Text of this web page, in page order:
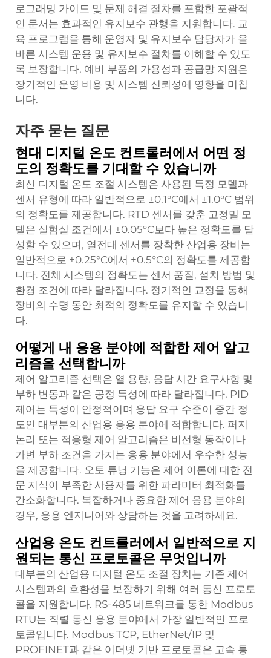
로그래밍 가이드 및 문제 해결 절차를 포함한 포괄적
인 문서는 효과적인 유지보수 관행을 지원합니다. 교
육 프로그램을 통해 운영자 및 유지보수 담당자가 올
바른 시스템 운용 및 유지보수 절차를 이해할 수 있도
록 보장합니다. 예비 부품의 가용성과 공급망 지원은
장기적인 운영 비용 및 시스템 신뢰성에 영향을 미칩
니다.
자주 묻는 질문
현대 디지털 온도 컨트롤러에서 어떤 정
도의 정확도를 기대할 수 있습니까
최신 디지털 온도 조절 시스템은 사용된 특정 모델과
센서 유형에 따라 일반적으로 ±0.1°C에서 ±1.0°C 범위
의 정확도를 제공합니다. RTD 센서를 갖춘 고정밀 모
델은 실험실 조건에서 ±0.05°C보다 높은 정확도를 달
성할 수 있으며, 열전대 센서를 장착한 산업용 장비는
일반적으로 ±0.25°C에서 ±0.5°C의 정확도를 제공합
니다. 전체 시스템의 정확도는 센서 품질, 설치 방법 및
환경 조건에 따라 달라집니다. 정기적인 교정을 통해
장비의 수명 동안 최적의 정확도를 유지할 수 있습니
다.
어떻게 내 응용 분야에 적합한 제어 알고
리즘을 선택합니까
제어 알고리즘 선택은 열 용량, 응답 시간 요구사항 및
부하 변동과 같은 공정 특성에 따라 달라집니다. PID
제어는 특성이 안정적이며 응답 요구 수준이 중간 정
도인 대부분의 산업용 응용 분야에 적합합니다. 퍼지
논리 또는 적응형 제어 알고리즘은 비선형 동작이나
가변 부하 조건을 가지는 응용 분야에서 우수한 성능
을 제공합니다. 오토 튜닝 기능은 제어 이론에 대한 전
문 지식이 부족한 사용자를 위한 파라미터 최적화를
간소화합니다. 복잡하거나 중요한 제어 응용 분야의
경우, 응용 엔지니어와 상담하는 것을 고려하세요.
산업용 온도 컨트롤러에서 일반적으로 지
원되는 통신 프로토콜은 무엇입니까
대부분의 산업용 디지털 온도 조절 장치는 기존 제어
시스템과의 호환성을 보장하기 위해 여러 통신 프로토
콜을 지원합니다. RS-485 네트워크를 통한 Modbus
RTU는 직렬 통신 응용 분야에서 가장 일반적인 프로
토콜입니다. Modbus TCP, EtherNet/IP 및
PROFINET과 같은 이더넷 기반 프로토콜은 고속 통